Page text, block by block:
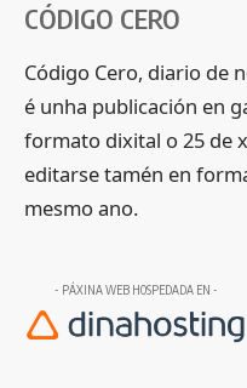
CÓDIGO CERO
Código Cero, diario de
é unha publicación en
formato dixital o 25 de
editarse tamén en
mesmo ano.
- PÁXINA WEB HOSPEDADA EN -